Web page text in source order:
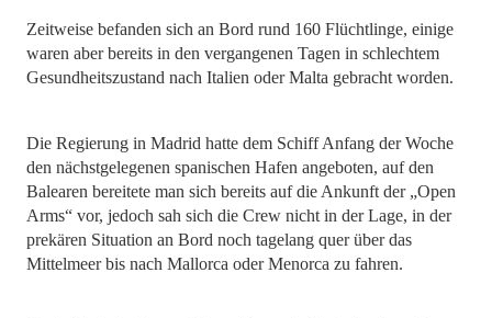
Zeitweise befanden sich an Bord rund 160 Flüchtlinge, einige
waren aber bereits in den vergangenen Tagen in schlechtem
Gesundheitszustand nach Italien oder Malta gebracht worden.
Die Regierung in Madrid hatte dem Schiff Anfang der Woche
den nächstgelegenen spanischen Hafen angeboten, auf den
Balearen bereitete man sich bereits auf die Ankunft der „Open
Arms“ vor, jedoch sah sich die Crew nicht in der Lage, in der
prekären Situation an Bord noch tagelang quer über das
Mittelmeer bis nach Mallorca oder Menorca zu fahren.